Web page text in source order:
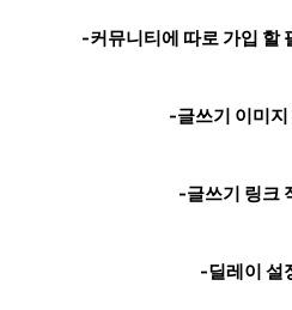
-커뮤니티에 따로 가입 할
-글쓰기 이미
-글쓰기 링크
-딜레이 설